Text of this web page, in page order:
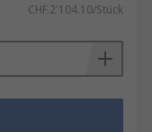
CHF.2'104.10/Stück